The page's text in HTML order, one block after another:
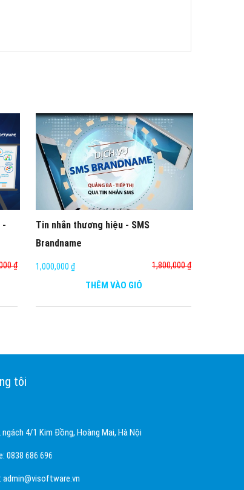
-
₫
Tin nhắn thương hiệu - SMS
Brandname
1,000,000 ₫ 1,800,000 ₫
THÊM VÀO GIỎ
tôi
ngách 4/1 Kim Đồng, Hoàng Mai, Hà Nội
0838 686 696
admin@visoftware.vn